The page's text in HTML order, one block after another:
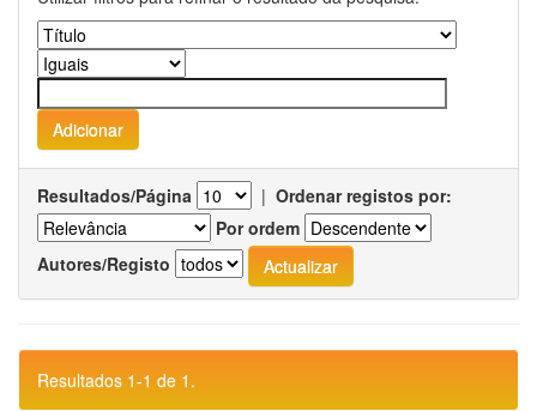
Resultados/Página | Ordenar registos por:
Por ordem
Autores/Registo
Resultados 1-1 de 1.